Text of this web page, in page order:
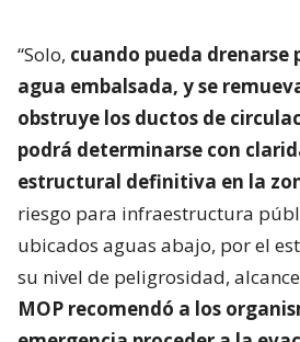
“Solo, cuando pueda drenarse
agua embalsada, y se
obstruye los ductos de
podrá determinarse con
estructural definitiva en la
riesgo para infraestructura
ubicados aguas abajo, por el
su nivel de peligrosidad,
MOP recomendó a los